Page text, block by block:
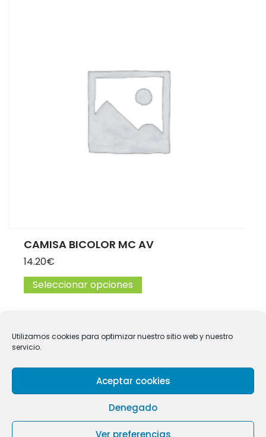
Utilizamos cookies para optimizar nuestro sitio web y nuestro
servicio.
Aceptar cookies
Denegado
Ver preferencias
CAMISA BICOLOR MC AV
14.20€
Seleccionar opciones
1
© 2025 Limpieza Queiles. Todos los derechos reservados.
Diseño:Muninfor S.L